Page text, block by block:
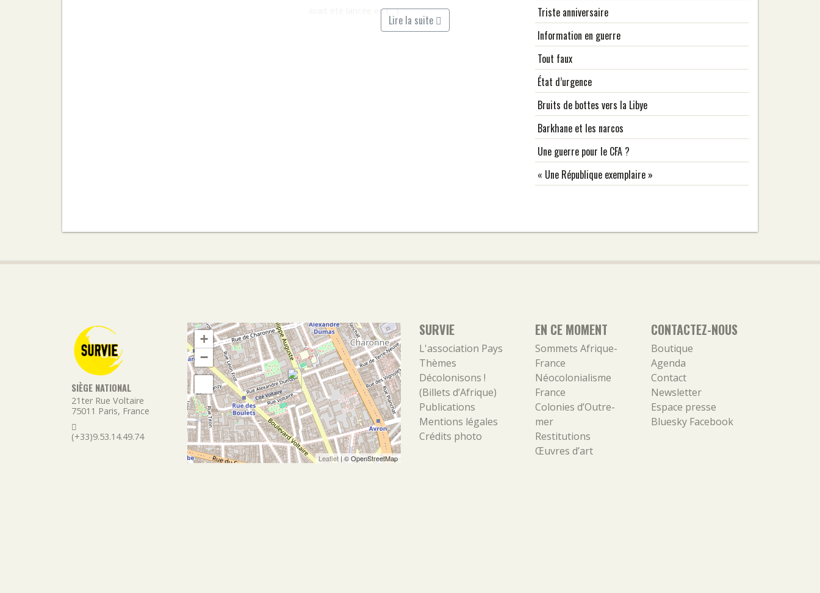
avait été lancée en (…)
Lire la suite
Triste anniversaire
Information en guerre
Tout faux
État d’urgence
Bruits de bottes vers la Libye
Barkhane et les narcos
Une guerre pour le CFA ?
« Une République exemplaire »
SIÈGE NATIONAL
21ter Rue Voltaire
75011 Paris, France
(+33)9.53.14.49.74
+
−
Leaflet | ©OpenStreetMap
SURVIE
L'association Pays
Thèmes
Décolonisons !
(Billets d’Afrique)
Publications
Mentions légales
Crédits photo
EN CE MOMENT
Sommets Afrique-
France
Néocolonialisme
France
Colonies d’Outre-
mer
Restitutions
Œuvres d’art
CONTACTEZ-NOUS
Boutique
Agenda
Contact
Newsletter
Espace presse
Bluesky Facebook